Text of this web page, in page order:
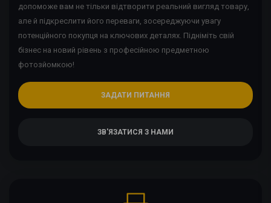
допоможе вам не тільки відтворити реальний вигляд товару,
але й підкреслити його переваги, зосереджуючи увагу
потенційного покупця на ключових деталях. Підніміть свій
бізнес на новий рівень з професійною предметною
фотозйомкою!
ЗАДАТИ ПИТАННЯ
ЗВ'ЯЗАТИСЯ З НАМИ